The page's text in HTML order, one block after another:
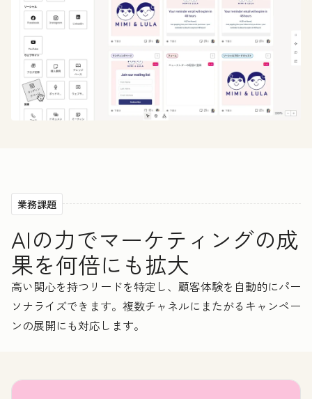
業務課題
AIの力でマーケティングの成
果を何倍にも拡大
高い関心を持つリードを特定し、顧客体験を自動的にパー
ソナライズできます。複数チャネルにまたがるキャンペー
ンの展開にも対応します。